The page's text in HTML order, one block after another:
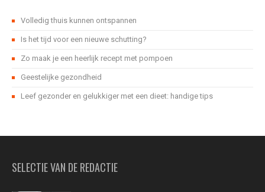
Volledig thuis kunnen ontspannen
Is het tijd voor een nieuwe schutting?
Zo maak je een heerlijk recept met pompoen
Geestelijke gezondheid
Leef gezonder en gelukkiger met een dieet: handige tips
SELECTIE VAN DE REDACTIE